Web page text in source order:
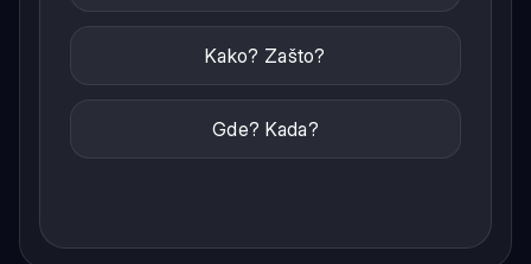
Kako? Zašto?
Gde? Kada?